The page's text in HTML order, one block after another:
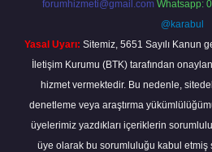
forumhizmeti@gmail.com Whatsapp:
@karabul
Yasal Uyarı: Sitemiz, 5651 Sayılı Kanun
İletişim Kurumu (BTK) tarafından
hizmet vermektedir. Bu nedenle,
denetleme veya araştırma
üyelerimiz yazdıkları içeriklerin
üye olarak bu sorumluluğu kabul etmiş